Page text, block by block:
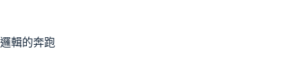
主
邏輯的奔跑